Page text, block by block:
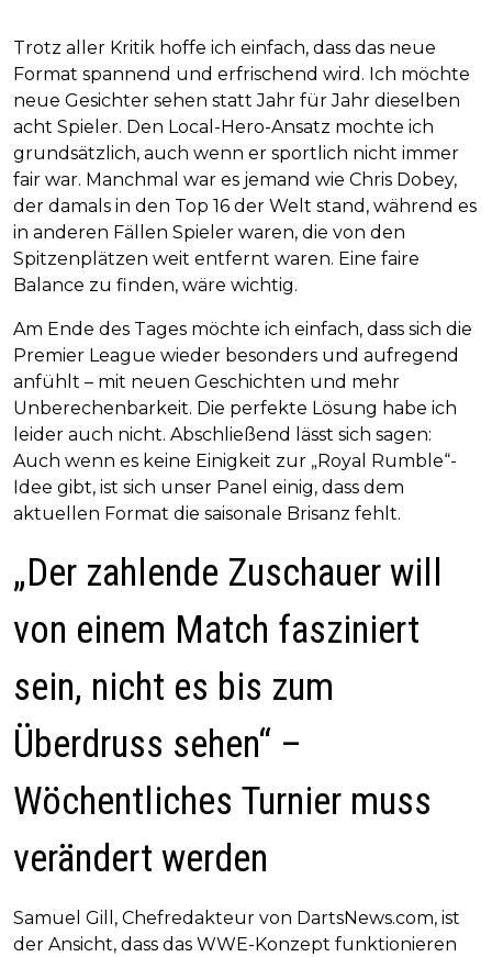
Trotz aller Kritik hoffe ich einfach, dass das neue
Format spannend und erfrischend wird. Ich möchte
neue Gesichter sehen statt Jahr für Jahr dieselben
acht Spieler. Den Local-Hero-Ansatz mochte ich
grundsätzlich, auch wenn er sportlich nicht immer
fair war. Manchmal war es jemand wie Chris Dobey,
der damals in den Top 16 der Welt stand, während es
in anderen Fällen Spieler waren, die von den
Spitzenplätzen weit entfernt waren. Eine faire
Balance zu finden, wäre wichtig.
Am Ende des Tages möchte ich einfach, dass sich die
Premier League wieder besonders und aufregend
anfühlt – mit neuen Geschichten und mehr
Unberechenbarkeit. Die perfekte Lösung habe ich
leider auch nicht. Abschließend lässt sich sagen:
Auch wenn es keine Einigkeit zur „Royal Rumble“-
Idee gibt, ist sich unser Panel einig, dass dem
aktuellen Format die saisonale Brisanz fehlt.
„Der zahlende Zuschauer will
von einem Match fasziniert
sein, nicht es bis zum
Überdruss sehen“ –
Wöchentliches Turnier muss
verändert werden
Samuel Gill, Chefredakteur von DartsNews.com, ist
der Ansicht, dass das WWE-Konzept funktionieren